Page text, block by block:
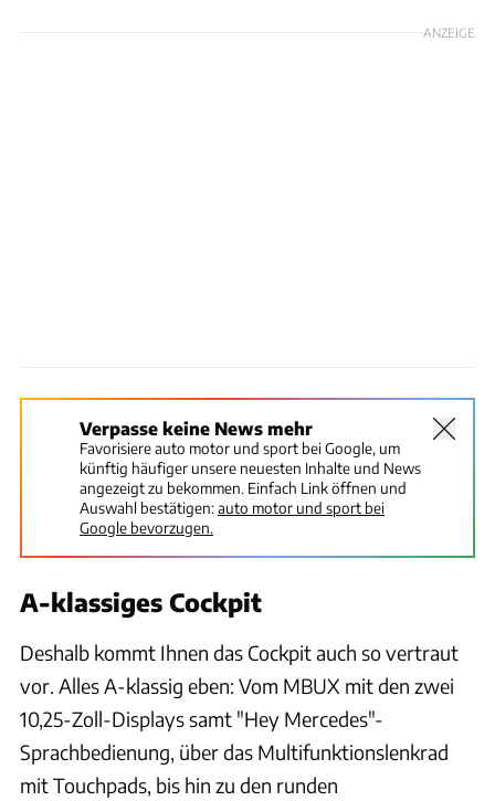
ANZEIGE
Verpasse keine News mehr
Favorisiere auto motor und sport bei Google, um
künftig häufiger unsere neuesten Inhalte und News
angezeigt zu bekommen. Einfach Link öffnen und
Auswahl bestätigen:auto motor und sport bei
Google bevorzugen.
A-klassiges Cockpit
Deshalb kommt Ihnen das Cockpit auch so vertraut
vor. Alles A-klassig eben: Vom MBUX mit den zwei
10,25-Zoll-Displays samt "Hey Mercedes"-
Sprachbedienung, über das Multifunktionslenkrad
mit Touchpads, bis hin zu den runden